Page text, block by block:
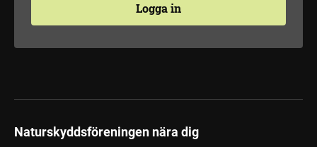
Logga in
Naturskyddsföreningen nära dig